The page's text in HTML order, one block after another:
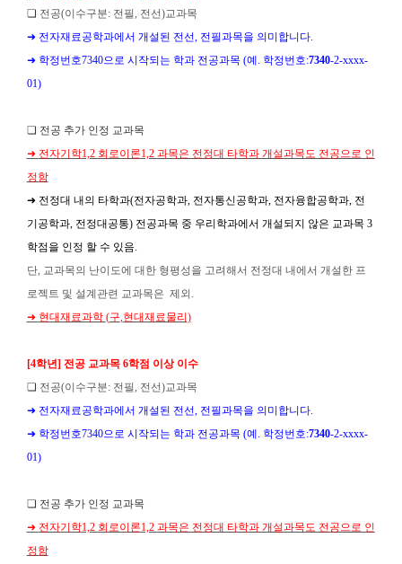
❏ 전공(이수구분: 전필, 전선)교과목
➜ 전자재료공학과에서 개설된 전선, 전필과목을 의미합니다.
➜ 학정번호7340으로 시작되는 학과 전공과목 (예 . 학정번호:7340-2-xxxx-
01)
❏ 전공 추가 인정 교과목
➜ 전자기학1,2 회로이론1,2 과목은 전정대 타학과 개설과목도 전공으로 인
정함
➜ 전정대 내의 타학과(전자공학과, 전자통신공학과, 전자융합공학과, 전
기공학과, 전정대공통) 전공과목 중 우리학과에서 개설되지 않은 교과목 3
학점을 인정 할 수 있음.
단, 교과목의 난이도에 대한 형평성을 고려해서 전정대 내에서 개설한 프
로젝트 및 설계관련 교과목은 제외 .
➜ 현대재료과학 (구,현대재료물리 )
[4학년] 전공 교과목6학점 이상 이수
❏ 전공(이수구분: 전필, 전선)교과목
➜ 전자재료공학과에서 개설된 전선, 전필과목을 의미합니다.
➜ 학정번호7340으로 시작되는 학과 전공과목 (예 . 학정번호:7340-2-xxxx-
01)
❏ 전공 추가 인정 교과목
➜ 전자기학1,2 회로이론1,2 과목은 전정대 타학과 개설과목도 전공으로 인
정함